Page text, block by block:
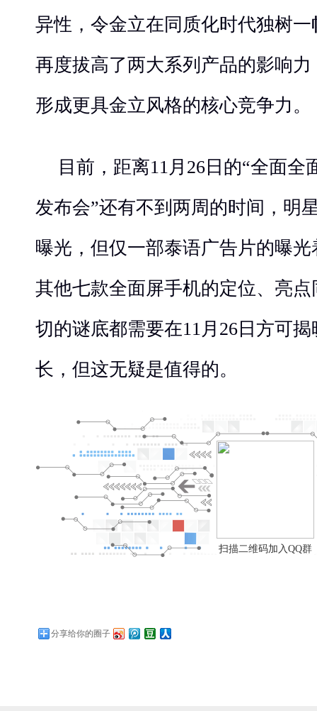
异性，令金立在同质化时代独树
再度拔高了两大系列产品的影响
形成更具金立风格的核心竞争力。
目前，距离11月26日的“全面
发布会”还有不到两周的时间，明
曝光，但仅一部泰语广告片的曝
其他七款全面屏手机的定位、亮
切的谜底都需要在11月26日方可
长，但这无疑是值得的。
扫描二维码加入QQ群
分享给你的圈子